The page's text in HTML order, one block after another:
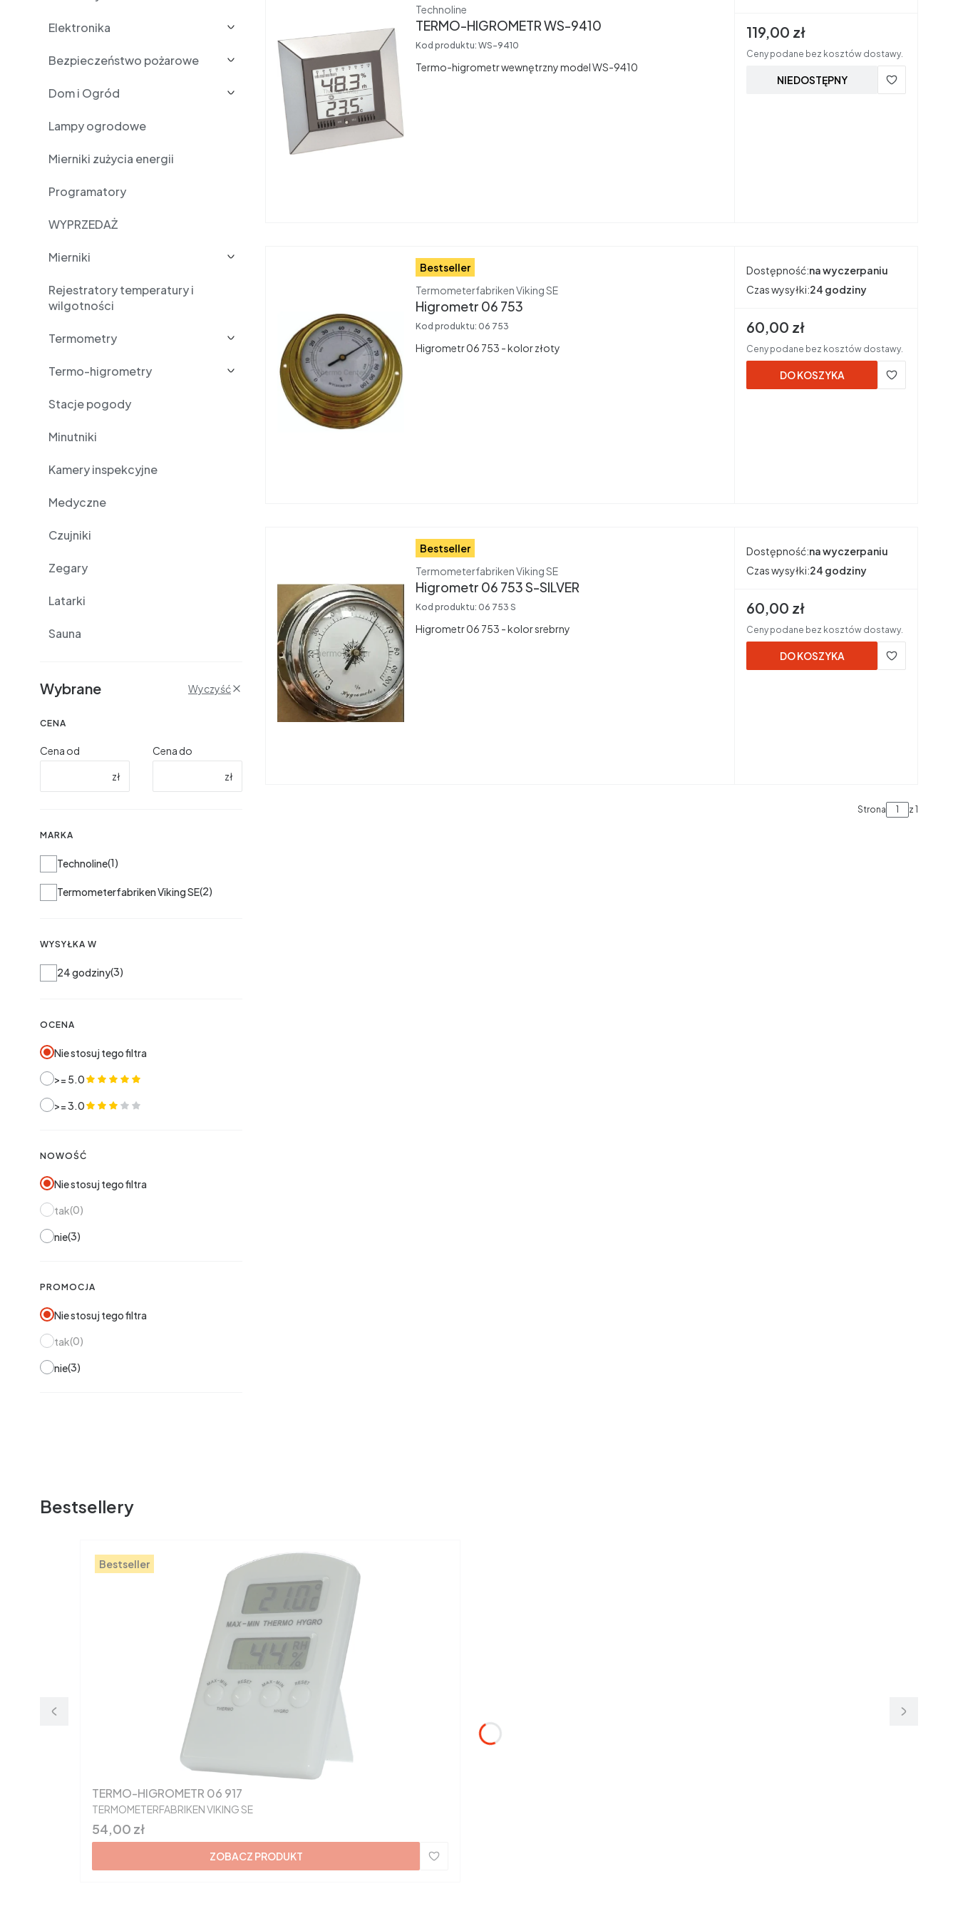
Elektronika
Bezpieczeństwo pożarowe
Dom i Ogród
Lampy ogrodowe
Mierniki zużycia energii
Programatory
WYPRZEDAŻ
Mierniki
Rejestratory temperatury i
wilgotności
Termometry
Termo-higrometry
Stacje pogody
Minutniki
Kamery inspekcyjne
Medyczne
Czujniki
Zegary
Latarki
Sauna
Wybrane Wyczyść
CENA
Cena od
zł
Cena do
zł
MARKA
MarkaTechnoline 1
Termometerfabriken Viking SE 2
WYSYŁKA W
Wysyłka w
24 godziny 3
OCENA
Nie stosuj tego filtra
>= 5.0
>= 3.0
NOWOŚĆ
Nie stosuj tego filtra
tak 0
nie 3
PROMOCJA
Nie stosuj tego filtra
tak 0
nie 3
Producent
Technoline
TERMO-HIGROMETR WS-9410
Kod produktu: WS-9410
Termo-higrometr wewnętrzny model WS-9410
Cena brutto
119,00 zł
Ceny podane bez kosztów dostawy.
NIEDOSTĘPNY
Bestseller
Producent
Termometerfabriken Viking SE
Higrometr 06 753
Kod produktu: 06 753
Higrometr 06 753 - kolor złoty
Dostępność:na wyczerpaniu
Czas wysyłki:24 godziny
Cena brutto
60,00 zł
Ceny podane bez kosztów dostawy.
DO KOSZYKA
Bestseller
Producent
Termometerfabriken Viking SE
Higrometr 06 753 S-SILVER
Kod produktu: 06 753 S
Higrometr 06 753 - kolor srebrny
Dostępność:na wyczerpaniu
Czas wysyłki:24 godziny
Cena brutto
60,00 zł
Ceny podane bez kosztów dostawy.
DO KOSZYKA
Strona z 1
Bestsellery
Bestseller
TERMO-HIGROMETR 06 917
PRODUCENT
TERMOMETERFABRIKEN VIKING SE
Cena
54,00 zł
ZOBACZ PRODUKT